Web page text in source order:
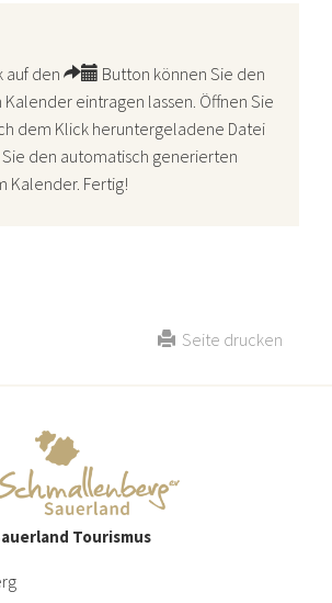
auf den
Button können Sie den
Kalender eintragen lassen. Öffnen Sie
dem Klick heruntergeladene Datei
den automatisch generierten
Kalender. Fertig!
Seite drucken
Tourismus